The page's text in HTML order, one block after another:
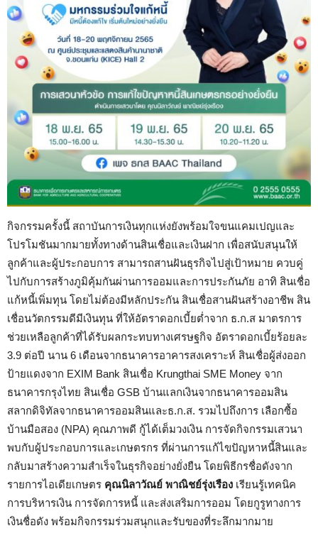
กิจกรรมครั้งนี้ สถาบันการเงินทุกแห่งยังพร้อมใจขนแคมเปญและ
โปรโมชันมากมายทั้งทางด้านสินเชื่อและเงินฝาก เพื่อสนับสนุนให้
ลูกค้าและผู้ประกอบการ สามารถสานฝันธุรกิจไปสู่เป้าหมาย ควบคู่
ไปกับการสร้างภูมิคุ้มกันผ่านการออมและการประกันภัย อาทิ สินเชื่อ
แก้หนี้เพิ่มทุน โดยไม่ต้องมีหลักประกัน สินเชื่อสานฝันสร้างอาชีพ สิน
เชื่อนวัตกรรมดีมีเงินทุน ที่ให้อัตราดอกเบี้ยต่ำจาก ธ.ก.ส มาตรการ
ช่วยเหลือลูกค้าที่ได้รับผลกระทบทางเศรษฐกิจ อัตราดอกเบี้ยร้อยละ
3.9 ต่อปี นาน 6 เดือนจากธนาคารอาคารสงเคราะห์ สินเชื่อผู้ส่งออก
ป้ายแดงจาก EXIM Bank สินเชื่อ Krungthai SME Money จาก
ธนาคารกรุงไทย สินเชื่อ GSB บ้านแลกเงินจากธนาคารออมสิน
สลากดิจิทัลจากธนาคารออมสินและธ.ก.ส. รวมไปถึงการ เลือกซื้อ
บ้านมือสอง (NPA) คุณภาพดี กู้ได้เต็มวงเงิน การจัดกิจกรรมเสวนา
พบกับผู้ประกอบการและเกษตรกร ที่ผ่านการแก้ไขปัญหาหนี้สินและ
กลับมาสร้างความสำเร็จในธุรกิจอย่างยั่งยืน โดยพิธีกรชื่อดังจาก
รายการไอเดียเกษตร คุณนิลาวัณย์ พาณิชย์รุ่งเรือง เรียนรู้เทคนิค
การบริหารเงิน การจัดการหนี้ และส่งเสริมการออม โดยกูรูทางการ
เงินชื่อดัง พร้อมกิจกรรมร่วมสนุกและรับของที่ระลึกมากมาย